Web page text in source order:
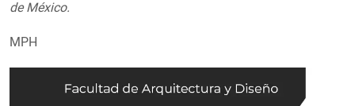
de México.
MPH